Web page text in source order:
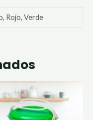
Rojo, Verde